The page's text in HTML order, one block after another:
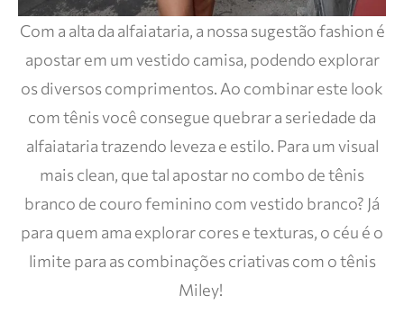
Com a alta da alfaiataria, a nossa sugestão fashion é
apostar em um vestido camisa, podendo explorar
os diversos comprimentos. Ao combinar este look
com tênis você consegue quebrar a seriedade da
alfaiataria trazendo leveza e estilo. Para um visual
mais clean, que tal apostar no combo de tênis
branco de couro feminino com vestido branco? Já
para quem ama explorar cores e texturas, o céu é o
limite para as combinações criativas com o tênis
Miley!